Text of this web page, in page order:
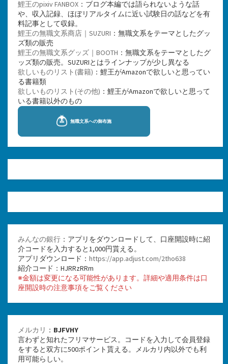
鯉王のpixiv FANBOX ：ブログ本編では語られないような話
や、収入記録、ほぼリアルタイムに近い試験日の話などを有
料記事として収録。
鯉王の無職文系商店｜SUZURI ：無職文系をテーマとしたグッ
ズ類の販売
鯉王の無職文系グッズ｜BOOTH ：無職文系をテーマとしたグ
ッズ類の販売。SUZURIとはラインナップが少し異なる
欲しいものリスト(書籍) ：鯉王がAmazonで欲しいと思ってい
る書籍類
欲しいものリスト(その他) ：鯉王がAmazonで欲しいと思って
いる書籍以外のもの
みんなの銀行 ：アプリをダウンロードして、口座開設時に紹
介コードを入力すると1,000円貰える。
アプリダウンロード： https://app.adjust.com/2tho638
紹介コード：HJRRzRRm
※金額は変更になる可能性があります。詳細や適用条件は口
座開設時の注意事項をご覧ください
メルカリ ： BJFVHY
言わずと知れたフリマサービス。コードを入力して会員登録
をすると双方に500ポイント貰える。メルカリ内以外でも利
用可能らしい。